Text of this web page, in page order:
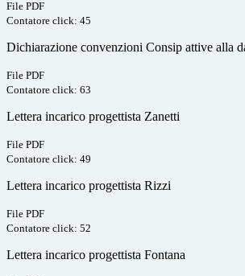
File PDF
Contatore click: 45
Dichiarazione convenzioni Consip attive alla
File PDF
Contatore click: 63
Lettera incarico progettista Zanetti
File PDF
Contatore click: 49
Lettera incarico progettista Rizzi
File PDF
Contatore click: 52
Lettera incarico progettista Fontana